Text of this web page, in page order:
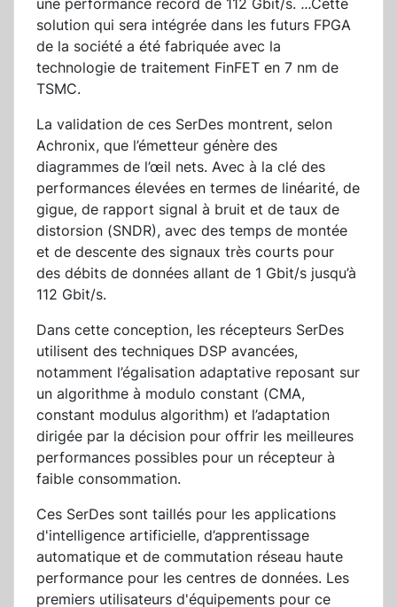
une performance record de 112 Gbit/s. ...Cette
solution qui sera intégrée dans les futurs FPGA
de la société a été fabriquée avec la
technologie de traitement FinFET en 7 nm de
TSMC.
La validation de ces SerDes montrent, selon
Achronix, que l’émetteur génère des
diagrammes de l’œil nets. Avec à la clé des
performances élevées en termes de linéarité, de
gigue, de rapport signal à bruit et de taux de
distorsion (SNDR), avec des temps de montée
et de descente des signaux très courts pour
des débits de données allant de 1 Gbit/s jusqu’à
112 Gbit/s.
Dans cette conception, les récepteurs SerDes
utilisent des techniques DSP avancées,
notamment l’égalisation adaptative reposant sur
un algorithme à modulo constant (CMA,
constant modulus algorithm) et l’adaptation
dirigée par la décision pour offrir les meilleures
performances possibles pour un récepteur à
faible consommation.
Ces SerDes sont taillés pour les applications
d'intelligence artificielle, d’apprentissage
automatique et de commutation réseau haute
performance pour les centres de données. Les
premiers utilisateurs d'équipements pour ce